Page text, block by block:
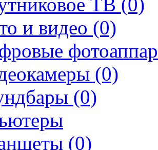
и видео (0)
(0)
(0)
(0)